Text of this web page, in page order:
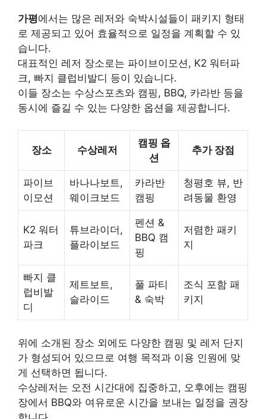
가평에서는 많은 레저와 숙박시설들이 패키지 형태
로 제공되고 있어 효율적으로 일정을 계획할 수 있
습니다.
대표적인 레저 장소로는 파이브이모션, K2 워터파
크, 빠지 클럽비발디 등이 있습니다.
이들 장소는 수상스포츠와 캠핑, BBQ, 카라반 등을
동시에 즐길 수 있는 다양한 옵션을 제공합니다.
장소 수상레저
캠핑 옵
션
추가 장점
파이브
이모션
바나나보트,
웨이크보드
카라반
캠핑
청평호 뷰, 반
려동물 환영
K2 워터
파크
튜브라이더,
플라이보드
펜션 &
BBQ 캠
핑
저렴한 패키
지
빠지 클
럽비발
디
제트보트,
슬라이드
풀 파티
& 숙박
조식 포함 패
키지
위에 소개된 장소 외에도 다양한 캠핑 및 레저 단지
가 형성되어 있으므로 여행 목적과 이용 인원에 맞
게 선택하면 됩니다.
수상레저는 오전 시간대에 집중하고, 오후에는 캠핑
장에서 BBQ와 여유로운 시간을 보내는 일정을 권장